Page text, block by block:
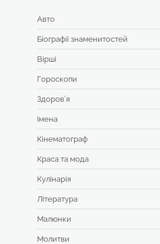
Авто
Біографії знаменитостей
Вірші
Гороскопи
Здоровʼя
Імена
Кінематограф
Краса та мода
Кулінарія
Література
Малюнки
Молитви